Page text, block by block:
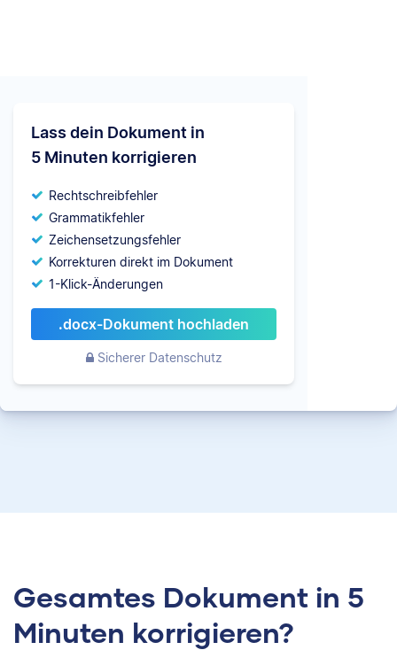
Lass dein Dokument in
5 Minuten korrigieren
Rechtschreibfehler
Grammatikfehler
Zeichensetzungsfehler
Korrekturen direkt im Dokument
1-Klick-Änderungen
.docx-Dokument hochladen
Sicherer Datenschutz
Gesamtes Dokument in 5
Minuten korrigieren?